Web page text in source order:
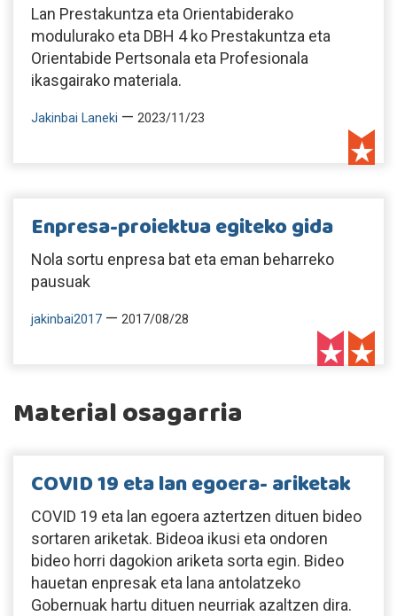
Lan Prestakuntza eta Orientabiderako
modulurako eta DBH 4 ko Prestakuntza eta
Orientabide Pertsonala eta Profesionala
ikasgairako materiala.
Jakinbai Laneki — 2023/11/23
Enpresa-proiektua egiteko gida
Nola sortu enpresa bat eta eman beharreko
pausuak
jakinbai2017 — 2017/08/28
Material osagarria
COVID 19 eta lan egoera- ariketak
COVID 19 eta lan egoera aztertzen dituen bideo
sortaren ariketak. Bideoa ikusi eta ondoren
bideo horri dagokion ariketa sorta egin. Bideo
hauetan enpresak eta lana antolatzeko
Gobernuak hartu dituen neurriak azaltzen dira.